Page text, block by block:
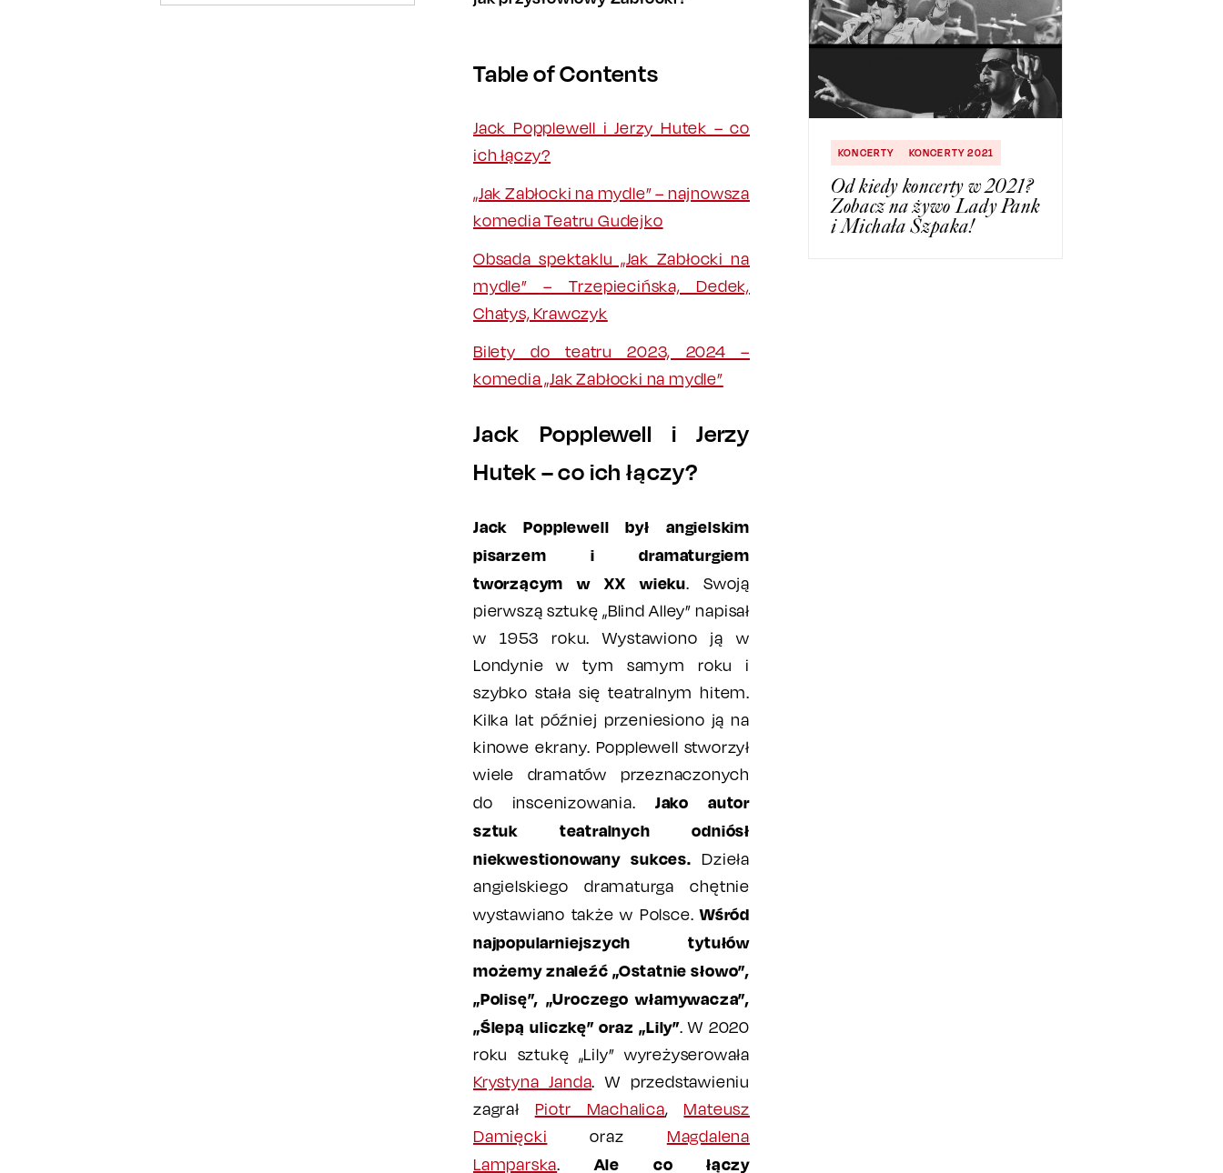
Table of Contents
Jack Popplewell i Jerzy Hutek – co
ich łączy?
„Jak Zabłocki na mydle” – najnowsza
komedia Teatru Gudejko
Obsada spektaklu „Jak Zabłocki na
mydle” – Trzepiecińska, Dedek,
Chatys, Krawczyk
Bilety do teatru 2023, 2024 –
komedia „Jak Zabłocki na mydle”
Jack Popplewell i Jerzy
Hutek – co ich łączy?
Jack Popplewell był angielskim
pisarzem i dramaturgiem
tworzącym w XX wieku. Swoją
pierwszą sztukę „Blind Alley” napisał
w 1953 roku. Wystawiono ją w
Londynie w tym samym roku i
szybko stała się teatralnym hitem.
Kilka lat później przeniesiono ją na
kinowe ekrany. Popplewell stworzył
wiele dramatów przeznaczonych
do inscenizowania. Jako autor
sztuk teatralnych odniósł
niekwestionowany sukces. Dzieła
angielskiego dramaturga chętnie
wystawiano także w Polsce.Wśród
najpopularniejszych tytułów
możemy znaleźć „Ostatnie słowo”,
„Polisę”, „Uroczego włamywacza”,
„Ślepą uliczkę” oraz „Lily”. W 2020
roku sztukę „Lily” wyreżyserowała
Krystyna Janda. W przedstawieniu
zagrał Piotr Machalica, Mateusz
Damięcki oraz Magdalena
Lamparska. Ale co łączy
KONCERTY KONCERTY 2021
Od kiedy koncerty w 2021?
Zobacz na żywo Lady Pank
i Michała Szpaka!